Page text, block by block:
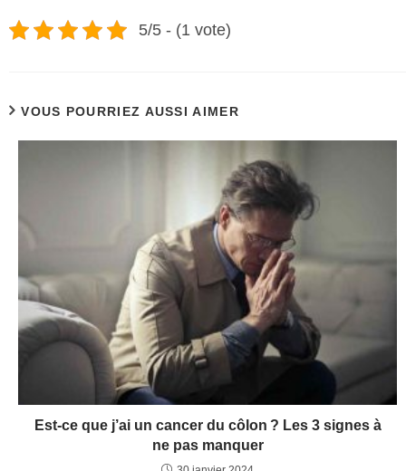
5/5 - (1 vote)
VOUS POURRIEZ AUSSI AIMER
Est-ce que j’ai un cancer du côlon ? Les 3 signes à
ne pas manquer